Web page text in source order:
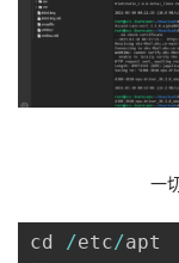
一
cd /etc/apt